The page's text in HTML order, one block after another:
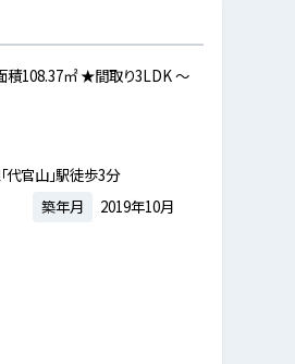
積108.37㎡ ★間取り3LDK ～
代官山」駅徒歩3分
築年月 2019年10月